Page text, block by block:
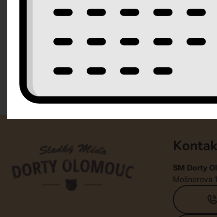
SM Dorty
Mošnerova